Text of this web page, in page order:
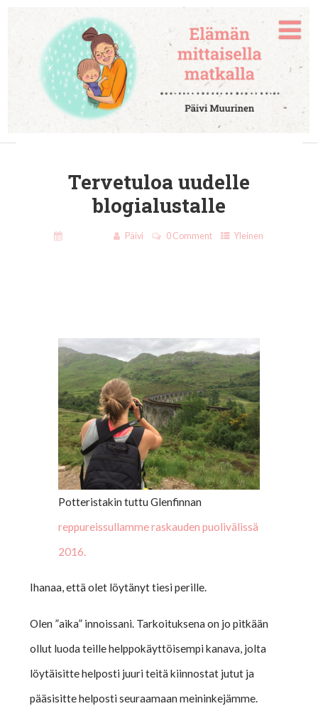
Tervetuloa uudelle
blogialustalle
Päivi 0 Comment Yleinen
Potteristakin tuttu Glenfinnan
reppureissullamme raskauden puolivälissä
2016.
Ihanaa, että olet löytänyt tiesi perille.
Olen ”aika” innoissani. Tarkoituksena on jo pitkään
ollut luoda teille helppokäyttöisempi kanava, jolta
löytäisitte helposti juuri teitä kiinnostat jutut ja
pääsisitte helposti seuraamaan meininkejämme.